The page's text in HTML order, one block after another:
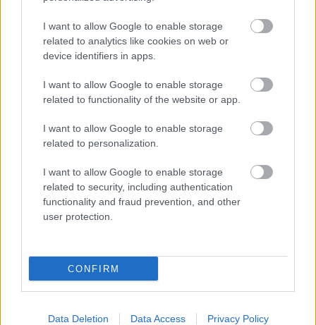
I want to allow Google to enable storage
related to analytics like cookies on web or
device identifiers in apps.
I want to allow Google to enable storage
related to functionality of the website or app.
I want to allow Google to enable storage
related to personalization.
I want to allow Google to enable storage
related to security, including authentication
functionality and fraud prevention, and other
user protection.
CONFIRM
Data Deletion Data Access Privacy Policy